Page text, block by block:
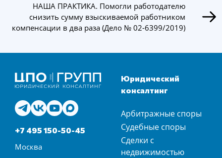
НАША ПРАКТИКА. Помогли работодателю
снизить сумму взыскиваемой работником
компенсации в два раза (Дело № 02-6399/2019)
+7 495 150-50-45
Москва
Юридический
консалтинг
Арбитражные споры
Судебные споры
Сделки с
недвижимостью